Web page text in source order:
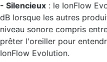
- Silencieux : le IonFlow
dB lorsque les autres
niveau sonore compris
prêter l'oreiller pour
IonFlow Evolution.